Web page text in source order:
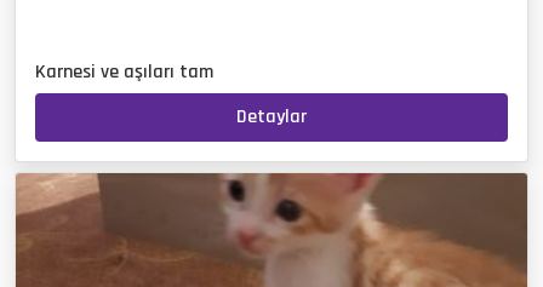
Karnesi ve aşıları tam
Detaylar